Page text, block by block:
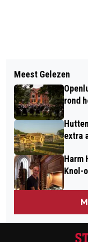
VRIJWILLIGE
STAPHORST:
BOER
TEGEN
Meest Gelezen
rond
extra
Harm
Knol-